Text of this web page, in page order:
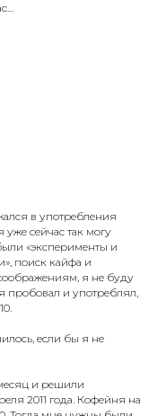
в употребления
уже сейчас так могу
«эксперименты и
поиск кайфа и
я не буду
пробовал и употреблял,
если бы я не
и решили
2011 года. Кофейня на